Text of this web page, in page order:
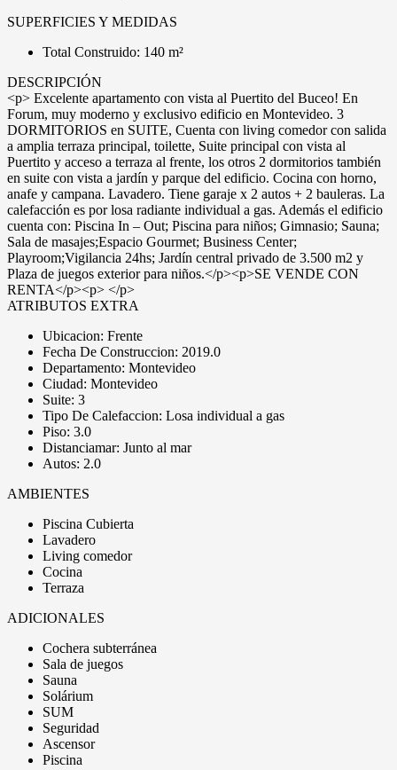
SUPERFICIES Y MEDIDAS
Total Construido: 140 m²
DESCRIPCIÓN
<p> Excelente apartamento con vista al Puertito del Buceo! En
Forum, muy moderno y exclusivo edificio en Montevideo. 3
DORMITORIOS en SUITE, Cuenta con living comedor con salida
a amplia terraza principal, toilette, Suite principal con vista al
Puertito y acceso a terraza al frente, los otros 2 dormitorios también
en suite con vista a jardín y parque del edificio. Cocina con horno,
anafe y campana. Lavadero. Tiene garaje x 2 autos + 2 bauleras. La
calefacción es por losa radiante individual a gas. Además el edificio
cuenta con: Piscina In – Out; Piscina para niños; Gimnasio; Sauna;
Sala de masajes;Espacio Gourmet; Business Center;
Playroom;Vigilancia 24hs; Jardín central privado de 3.500 m2 y
Plaza de juegos exterior para niños.</p><p>SE VENDE CON
RENTA</p><p> </p>
ATRIBUTOS EXTRA
Ubicacion: Frente
Fecha De Construccion: 2019.0
Departamento: Montevideo
Ciudad: Montevideo
Suite: 3
Tipo De Calefaccion: Losa individual a gas
Piso: 3.0
Distanciamar: Junto al mar
Autos: 2.0
AMBIENTES
Piscina Cubierta
Lavadero
Living comedor
Cocina
Terraza
ADICIONALES
Cochera subterránea
Sala de juegos
Sauna
Solárium
SUM
Seguridad
Ascensor
Piscina